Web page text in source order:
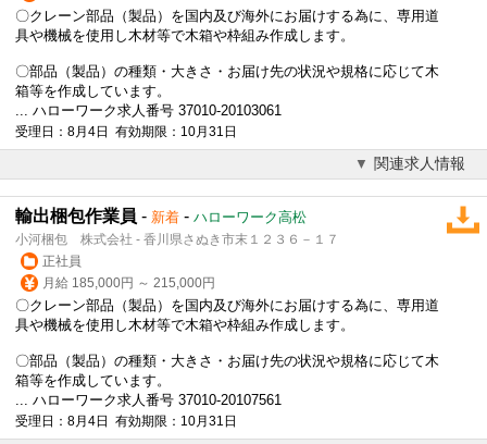
〇クレーン部品（製品）を国内及び海外にお届けする為に、専用道
具や機械を使用し木材等で木箱や枠組み作成します。
〇部品（製品）の種類・大きさ・お届け先の状況や規格に応じて木
箱等を作成しています。
... ハローワーク求人番号 37010-20103061
受理日：8月4日 有効期限：10月31日
関連求人情報
輸出梱包作業員 - 新着 - ハローワーク高松
小河梱包 株式会社 - 香川県さぬき市末１２３６－１７
正社員
月給 185,000円 ～ 215,000円
〇クレーン部品（製品）を国内及び海外にお届けする為に、専用道
具や機械を使用し木材等で木箱や枠組み作成します。
〇部品（製品）の種類・大きさ・お届け先の状況や規格に応じて木
箱等を作成しています。
... ハローワーク求人番号 37010-20107561
受理日：8月4日 有効期限：10月31日